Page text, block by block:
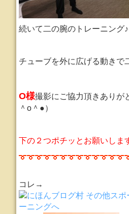
続いて二の腕のトレーニング♪
チューブを外に広げる動きで
O様撮影にご協力頂きありが
＾o＾●）
下の２つポチッとお願いしま
コレ→